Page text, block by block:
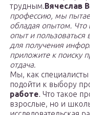
трудным.Вячеслав
профессию, мы
обладая опытом. Что
опыт и
для получения
приложите к поиску
отдача.
Мы, как
подойти к выбору
работе. Что такое
взрослые, но и